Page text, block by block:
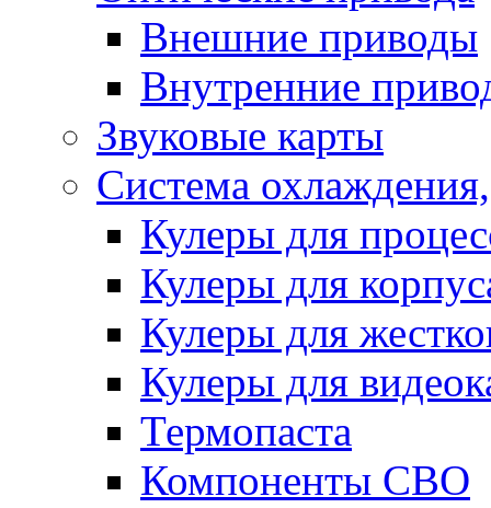
Внешние приводы
Внутренние
Звуковые карты
Система
Кулеры для
Кулеры для
Кулеры для
Кулеры для
Термопаста
Компоненты СВО